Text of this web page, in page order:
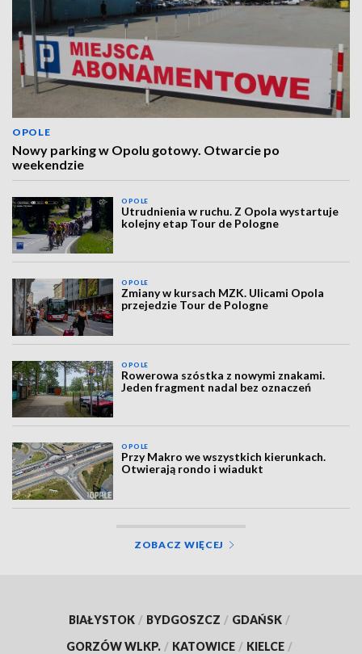
OPOLE
Nowy parking w Opolu gotowy. Otwarcie po
weekendzie
OPOLE
Utrudnienia w ruchu. Z Opola wystartuje
kolejny etap Tour de Pologne
OPOLE
Zmiany w kursach MZK. Ulicami Opola
przejedzie Tour de Pologne
OPOLE
Rowerowa szóstka z nowymi znakami.
Jeden fragment nadal bez oznaczeń
OPOLE
Przy Makro we wszystkich kierunkach.
Otwierają rondo i wiadukt
ZOBACZ WIĘCEJ
BIAŁYSTOK / BYDGOSZCZ / GDAŃSK /
GORZÓW WLKP. / KATOWICE / KIELCE /